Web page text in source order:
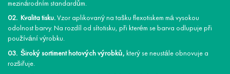
mezinárodním standardům.
Kvalita tisku.Vzor aplikovaný na tašku flexotiskem má vysokou
odolnost barvy. Na rozdíl od sítotisku, při kterém se barva odlupuje při
používání výrobku.
Široký sortiment hotových výrobků, který se neustále obnovuje a
rozšiřuje.